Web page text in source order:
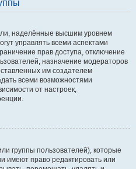
наделённые высшим уровнем
управлять всеми аспектами
прав доступа, отключение
назначение модераторов
им создателем
всеми возможностями
от настроек,
группы пользователей), которые
имеют право редактировать или